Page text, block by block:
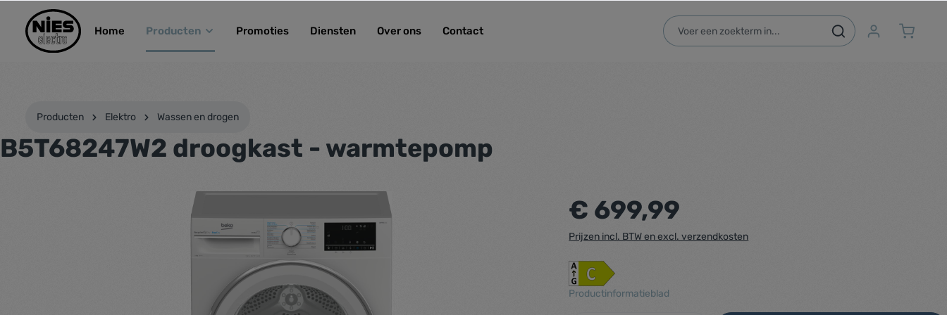
general.skipToNavigation
Home Producten Promoties Diensten Over ons Contact
Producten Elektro Wassen en drogen
B5T68247W2 droogkast - warmtepomp
component.cms.imageGallery.skipImageGallery € 699,99
Prijzen incl. BTW en excl. verzendkosten
Productinformatieblad